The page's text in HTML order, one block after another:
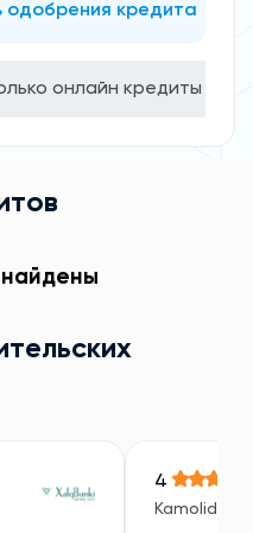
одобрения кредита
онлайн кредиты
4
Kamoliddin